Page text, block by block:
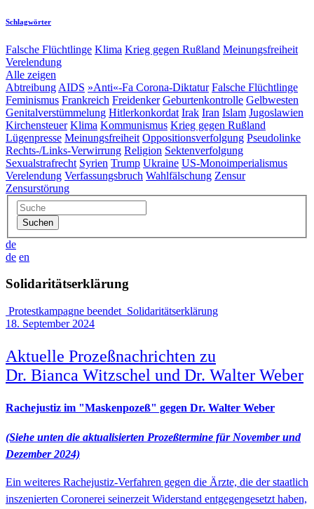
Schlagwörter
Falsche Flüchtlinge Klima Krieg gegen Rußland Meinungsfreiheit
Verelendung
Alle zeigen
Abtreibung AIDS »Anti«-Fa Corona-Diktatur Falsche Flüchtlinge
Feminismus Frankreich Freidenker Geburtenkontrolle Gelbwesten
Genitalverstümmelung Hitlerkonkordat Irak Iran Islam Jugoslawien
Kirchensteuer Klima Kommunismus Krieg gegen Rußland
Lügenpresse Meinungsfreiheit Oppositionsverfolgung Pseudolinke
Rechts-/Links-Verwirrung Religion Sektenverfolgung
Sexualstrafrecht Syrien Trump Ukraine US-Monoimperialismus
Verelendung Verfassungsbruch Wahlfälschung Zensur
Zensurstörung
de
de en
Solidaritätserklärung
Protestkampagne beendet Solidaritätserklärung
18. September 2024
Aktuelle Prozeßnachrichten zu
Dr. Bianca Witzschel und Dr. Walter Weber
Rachejustiz im "Maskenpozeß" gegen Dr. Walter Weber
(Siehe unten die aktualisierten Prozeßtermine für November und
Dezember 2024)
Ein weiteres Rachejustiz-Verfahren gegen die Ärzte, die der staatlich
inszenierten Coronerei seinerzeit Widerstand entgegengesetzt haben,